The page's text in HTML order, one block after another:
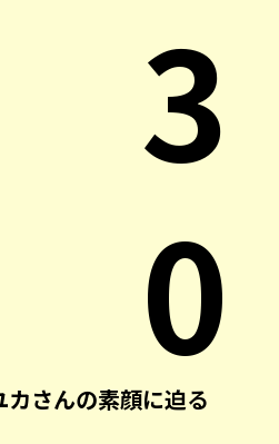
3
0
さんの素顔に迫る